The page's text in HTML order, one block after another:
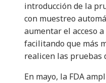
introducción de la
con muestreo
aumentar el acceso
facilitando que más
realicen las pruebas
En mayo, la FDA